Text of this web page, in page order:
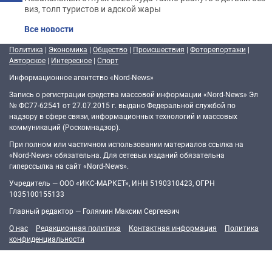
виз, толп туристов и адской жары
Все новости
Политика | Экономика | Общество | Происшествия | Фоторепортажи |
Авторское | Интересное | Спорт
Информационное агентство «Nord-News»
Запись о регистрации средства массовой информации «Nord-News» Эл
№ ФС77-62541 от 27.07.2015 г. выдано Федеральной службой по
надзору в сфере связи, информационных технологий и массовых
коммуникаций (Роскомнадзор).
При полном или частичном использовании материалов ссылка на
«Nord-News» обязательна. Для сетевых изданий обязательна
гиперссылка на сайт «Nord-News».
Учредитель — ООО «ИКС-МАРКЕТ», ИНН 5190310423, ОГРН
1035100155133
Главный редактор — Голямин Максим Сергеевич
О нас
Редакционная политика Контактная информация
Политика
конфиденциальности